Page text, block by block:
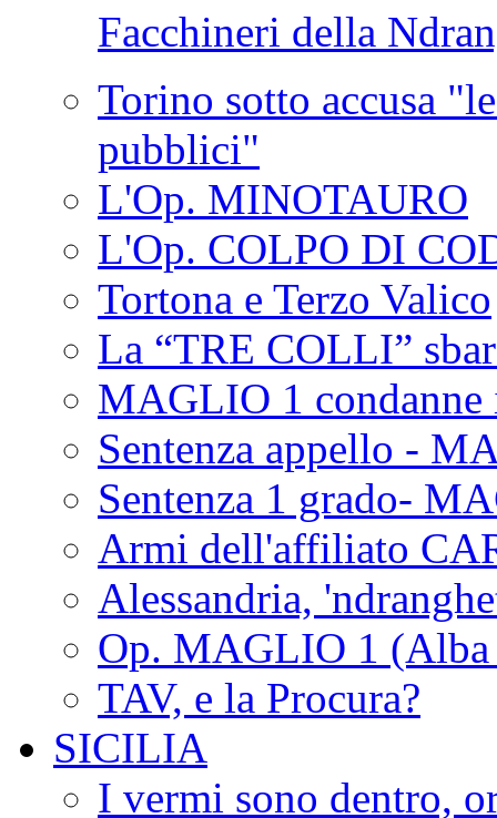
Facchineri della
Torino sotto accusa
pubblici"
L'Op. MINOTAURO
L'Op. COLPO DI
Tortona e Terzo Valico
La “TRE COLLI”
MAGLIO 1 condanne
Sentenza appello -
Sentenza 1 grado-
Armi dell'affiliato
Alessandria,
Op. MAGLIO 1 (Alba
TAV, e la Procura?
SICILIA
I vermi sono dentro,